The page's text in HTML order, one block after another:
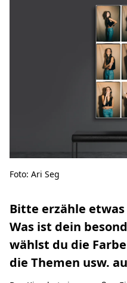
Foto: Ari Seg
Bitte erzähle
Was ist dein
wählst du die
die Themen usw.